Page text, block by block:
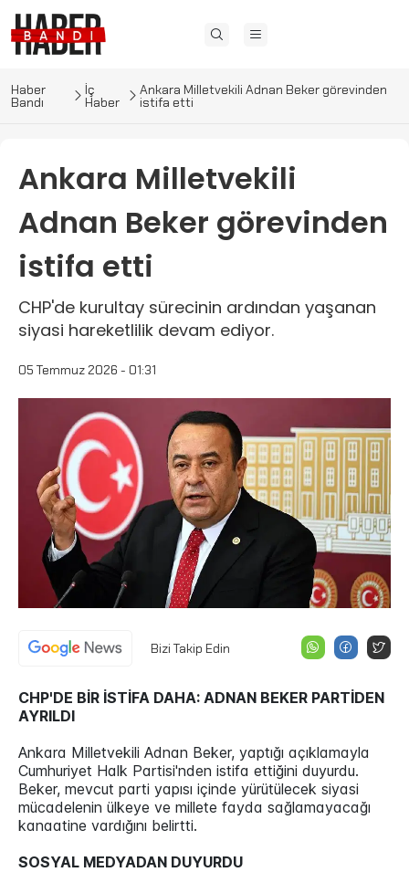
Haber
Bandı
İç
Haber
Ankara Milletvekili Adnan Beker görevinden
istifa etti
Ankara Milletvekili
Adnan Beker görevinden
istifa etti
CHP'de kurultay sürecinin ardından yaşanan
siyasi hareketlilik devam ediyor.
05 Temmuz 2026 - 01:31
Bizi Takip Edin
CHP'DE BİR İSTİFA DAHA: ADNAN BEKER PARTİDEN
AYRILDI
Ankara Milletvekili Adnan Beker, yaptığı açıklamayla
Cumhuriyet Halk Partisi'nden istifa ettiğini duyurdu.
Beker, mevcut parti yapısı içinde yürütülecek siyasi
mücadelenin ülkeye ve millete fayda sağlamayacağı
kanaatine vardığını belirtti.
SOSYAL MEDYADAN DUYURDU